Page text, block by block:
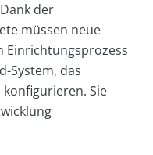
der
müssen neue
Einrichtungsprozess
System, das
Sie